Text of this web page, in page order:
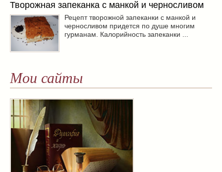
Творожная запеканка с манкой и черносливом
Рецепт творожной запеканки с манкой и
черносливом придется по душе многим
гурманам. Калорийность запеканки ...
Мои сайты